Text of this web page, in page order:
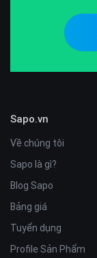
Sapo.vn
Về chúng tôi
Sapo là gì?
Blog Sapo
Bảng giá
Tuyển dụng
Profile Sản Phẩm